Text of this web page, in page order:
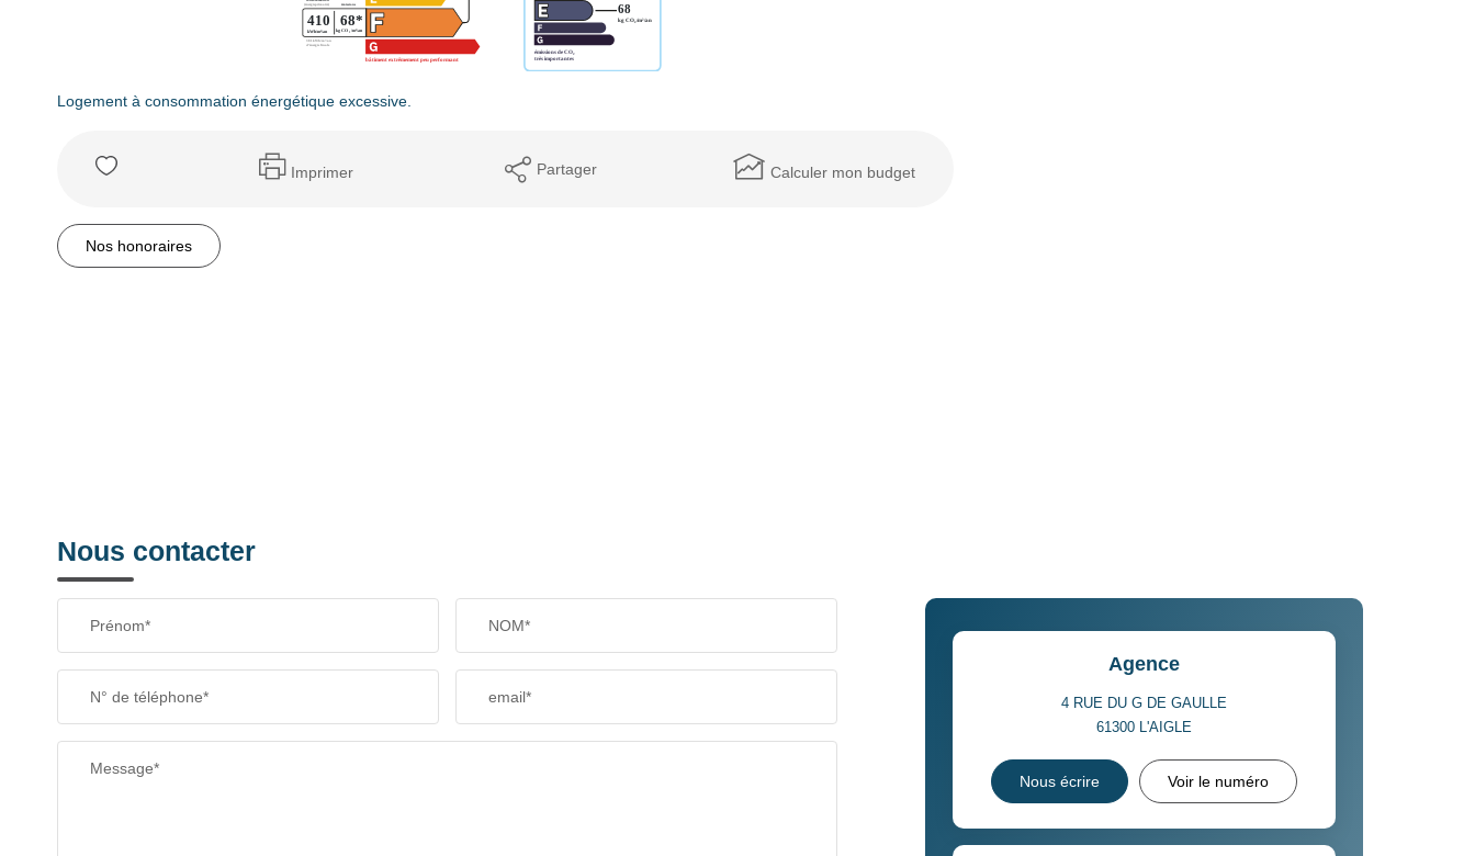
Logement à consommation énergétique excessive.
Imprimer Partager Calculer mon budget
Nos honoraires
Nous contacter
Prénom* NOM*
N° de téléphone* email*
Message*
Agence
4 RUE DU G DE GAULLE
61300 L'AIGLE
Nous écrire Voir le numéro